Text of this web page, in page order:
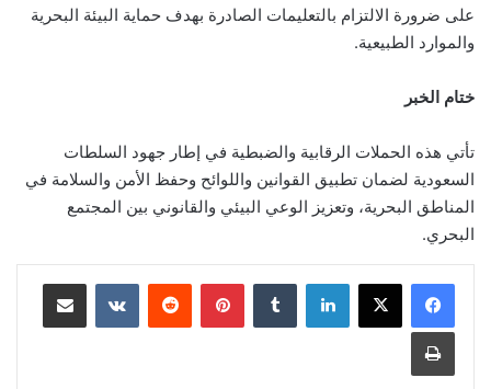
على ضرورة الالتزام بالتعليمات الصادرة بهدف حماية البيئة البحرية
والموارد الطبيعية.
ختام الخبر
تأتي هذه الحملات الرقابية والضبطية في إطار جهود السلطات
السعودية لضمان تطبيق القوانين واللوائح وحفظ الأمن والسلامة في
المناطق البحرية، وتعزيز الوعي البيئي والقانوني بين المجتمع
البحري.
لينكدإن بينتيريست